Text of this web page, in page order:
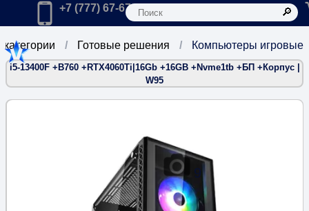
Главная
Позвонить в компанию по телефону:
+7 (777) 67-67-666
Компьютеры игровые
Готовые решения
категории
i5-13400F +B760 +RTX4060Ti|16Gb +16GB +Nvme1tb +БП +Корпус |
W95
9